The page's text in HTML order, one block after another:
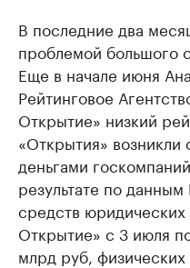
В последние два
проблемой большого
Еще в начале июня
Рейтинговое
Открытие» низкий
«Открытия» возникли
деньгами
результате по
средств
Открытие» с 3 июля
млрд руб,